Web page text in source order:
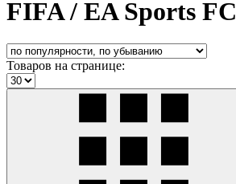
FIFA / EA Sports FC
Товаров на странице: